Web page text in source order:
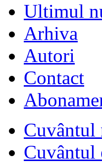
Ultimul
Arhiva
Autori
Contact
Cuvântul